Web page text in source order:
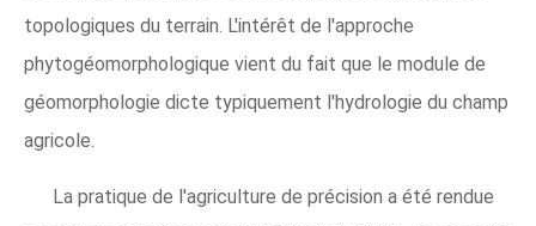
topologiques du terrain. L'intérêt de l'approche
phytogéomorphologique vient du fait que le module de
géomorphologie dicte typiquement l'hydrologie du champ
agricole.
La pratique de l'agriculture de précision a été rendue